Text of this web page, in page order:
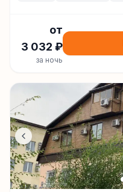
от
3 032 ₽
за ночь